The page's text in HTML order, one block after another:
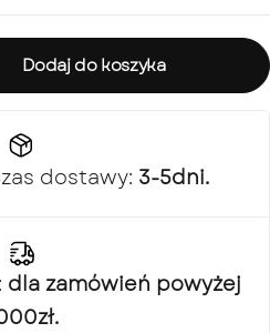
Dodaj do koszyka
dostawy: 3-5dni.
dla zamówień powyżej